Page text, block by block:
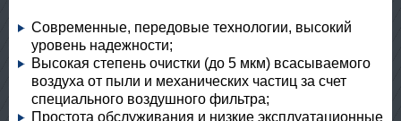
Современные, передовые технологии, высокий
уровень надежности;
Высокая степень очистки (до 5 мкм) всасываемого
воздуха от пыли и механических частиц за счет
специального воздушного фильтра;
Простота обслуживания и низкие эксплуатационные